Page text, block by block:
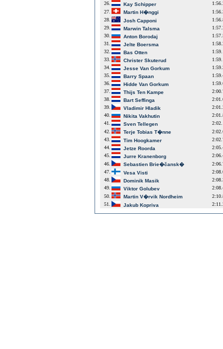
26.
Kay Schipper
27.
Martin H�nggi
28.
Josh Capponi
29.
Marwin Talsma
30.
Anton Borodaj
31.
Jelte Boersma
32.
Bas Otten
33.
Christer Skuterud
34.
Jesse Van Gorkum
35.
Barry Spaan
36.
Hidde Van Gorkum
37.
Thijs Ten Kampe
38.
Bart Seffinga
39.
Vladimir Hladik
40.
Nikita Vakhutin
41.
Sven Tellegen
42.
Terje Tobias T�nne
43.
Tim Hoogkamer
44.
Jetze Roorda
45.
Jurre Kranenborg
46.
Sebastien Brie�čansk�
47.
Vesa Visti
48.
Dominik Masik
49.
Viktor Golubev
50.
Martin V�rvik Nordheim
51.
Jakub Kopriva